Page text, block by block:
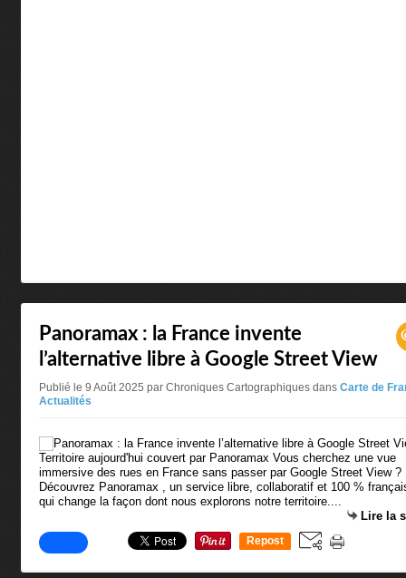
Panoramax : la France invente
l’alternative libre à Google Street View
Publié le 9 Août 2025 par Chroniques Cartographiques dans Carte de
Actualités
Territoire aujourd'hui couvert par Panoramax Vous cherchez une vue
immersive des rues en France sans passer par Google Street View ?
Découvrez Panoramax , un service libre, collaboratif et 100 %
qui change la façon dont nous explorons notre territoire....
Lire la
Repost